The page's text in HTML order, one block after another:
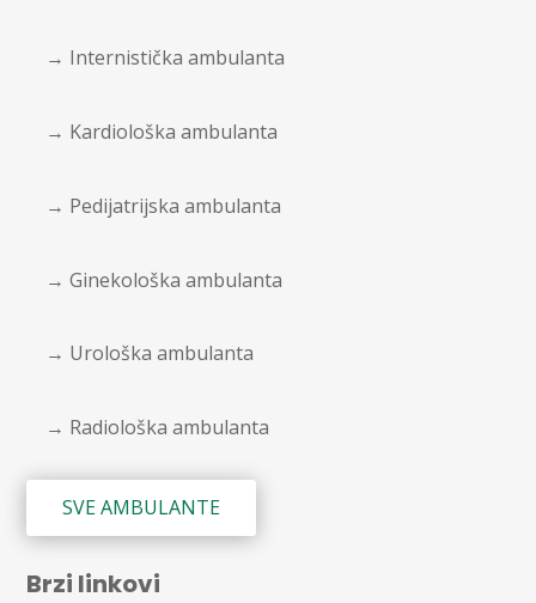
→ Internistička ambulanta
→ Kardiološka ambulanta
→ Pedijatrijska ambulanta
→ Ginekološka ambulanta
→ Urološka ambulanta
→ Radiološka ambulanta
SVE AMBULANTE
Brzi linkovi